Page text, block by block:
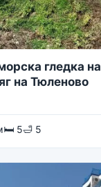
гледка на
на Тюленово
🛏 5🛁 5